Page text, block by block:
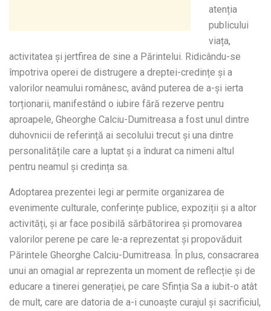
atenția
publicului
viața,
activitatea și jertfirea de sine a Părintelui. Ridicându-se
împotriva operei de distrugere a dreptei-credințe și a
valorilor neamului românesc, având puterea de a-și ierta
torționarii, manifestând o iubire fără rezerve pentru
aproapele, Gheorghe Calciu-Dumitreasa a fost unul dintre
duhovnicii de referință ai secolului trecut și una dintre
personalitățile care a luptat și a îndurat ca nimeni altul
pentru neamul și credința sa.
Adoptarea prezentei legi ar permite organizarea de
evenimente culturale, conferințe publice, expoziții și a altor
activități, și ar face posibilă sărbătorirea și promovarea
valorilor perene pe care le-a reprezentat și propovăduit
Părintele Gheorghe Calciu-Dumitreasa. În plus, consacrarea
unui an omagial ar reprezenta un moment de reflecție și de
educare a tinerei generației, pe care Sfinția Sa a iubit-o atât
de mult, care are datoria de a-i cunoaște curajul și sacrificiul,